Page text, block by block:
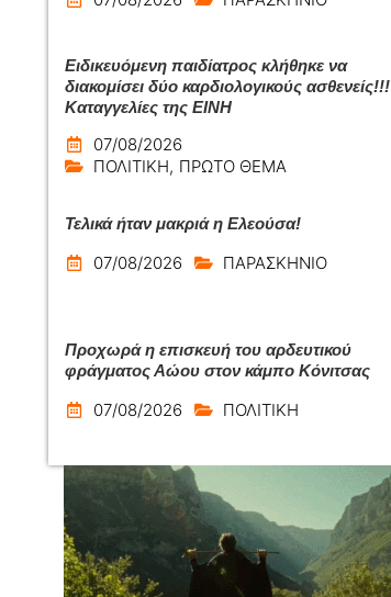
Ειδικευόμενη παιδίατρος κλήθηκε να
διακομίσει δύο καρδιολογικούς ασθενείς!!!
Καταγγελίες της ΕΙΝΗ
07/08/2026
ΠΟΛΙΤΙΚΗ, ΠΡΩΤΟ ΘΕΜΑ
Τελικά ήταν μακριά η Ελεούσα!
07/08/2026 ΠΑΡΑΣΚΗΝΙΟ
Προχωρά η επισκευή του αρδευτικού
φράγματος Αώου στον κάμπο Κόνιτσας
07/08/2026 ΠΟΛΙΤΙΚΗ